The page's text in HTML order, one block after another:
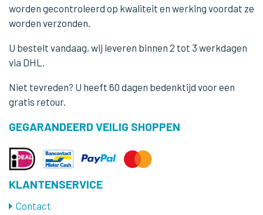
worden gecontroleerd op kwaliteit en werking voordat ze
worden verzonden.
U bestelt vandaag, wij leveren binnen 2 tot 3 werkdagen
via DHL.
Niet tevreden? U heeft 60 dagen bedenktijd voor een
gratis retour.
GEGARANDEERD VEILIG SHOPPEN
KLANTENSERVICE
Contact